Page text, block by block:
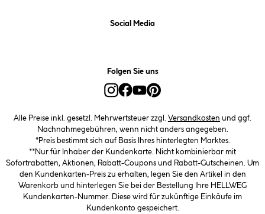
Social Media
Folgen Sie uns
Alle Preise inkl. gesetzl. Mehrwertsteuer zzgl. Versandkosten und ggf.
Nachnahmegebühren, wenn nicht anders angegeben.
*Preis bestimmt sich auf Basis Ihres hinterlegten Marktes.
**Nur für Inhaber der Kundenkarte. Nicht kombinierbar mit
Sofortrabatten, Aktionen, Rabatt-Coupons und Rabatt-Gutscheinen. Um
den Kundenkarten-Preis zu erhalten, legen Sie den Artikel in den
Warenkorb und hinterlegen Sie bei der Bestellung Ihre HELLWEG
Kundenkarten-Nummer. Diese wird für zukünftige Einkäufe im
Kundenkonto gespeichert.